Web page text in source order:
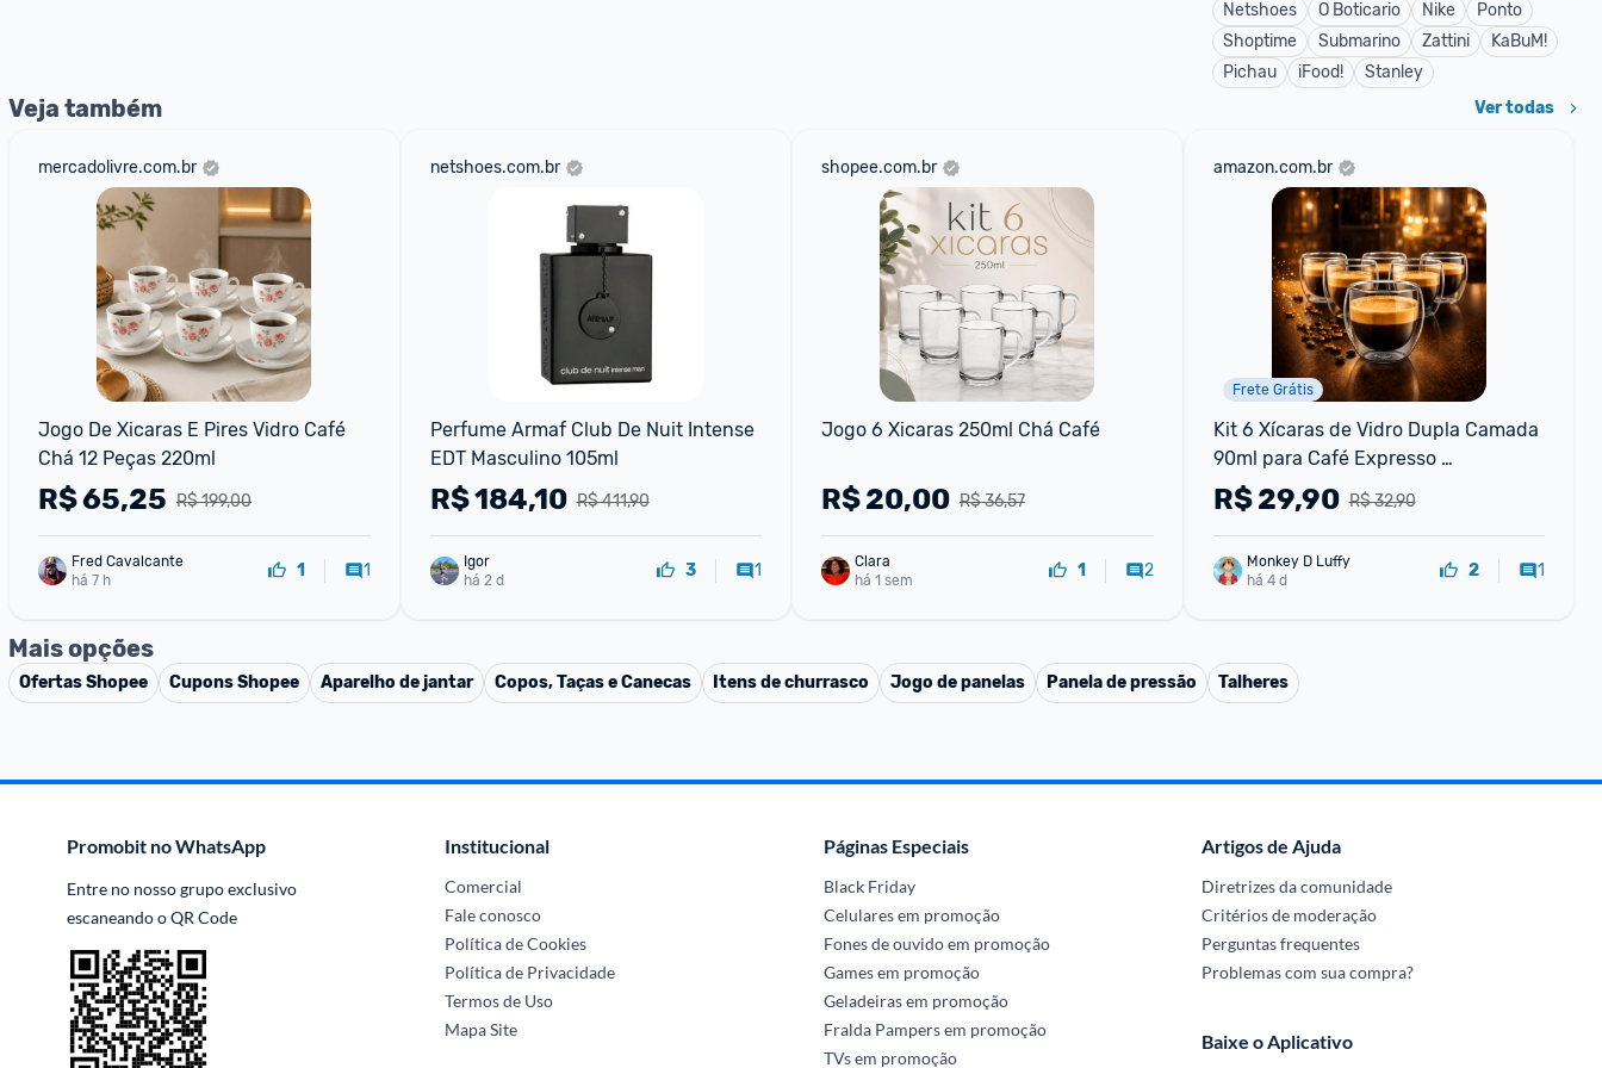
Netshoes
O Boticario Nike
Ponto
Shoptime
Submarino Zattini
KaBuM!
Pichau
iFood! Stanley
Veja também Ver todas
mercadolivre.com.br
Jogo De Xicaras E Pires Vidro Café
Chá 12 Peças 220ml
R$ 199,00
R$65,25
Fred Cavalcante
há 7 h
1 1
netshoes.com.br
Perfume Armaf Club De Nuit Intense
EDT Masculino 105ml
R$ 411,90
R$184,10
Igor
há 2 d
3 1
shopee.com.br
Jogo 6 Xicaras 250ml Chá Café
R$ 36,57
R$20,00
Clara
há 1 sem
1 2
amazon.com.br
Frete Grátis
Kit 6 Xícaras de Vidro Dupla Camada
90ml para Café Expresso
Cappuccino Chá Vidro Borossilicato
Térmico Transparente
R$ 32,90
R$29,90
Monkey D Luffy
há 4 d
2 1
Mais opções
OfertasShopee CuponsShopee Aparelho de jantar Copos, Taças e Canecas Itens de churrasco Jogo de panelas Panela de pressão Talheres
Promobit no WhatsApp
Entre no nosso grupo exclusivo
escaneando o QR Code
Institucional
Comercial
Fale conosco
Política de Cookies
Política de Privacidade
Termos de Uso
Mapa Site
Páginas Especiais
Black Friday
Celulares em promoção
Fones de ouvido em promoção
Games em promoção
Geladeiras em promoção
Fralda Pampers em promoção
TVs em promoção
Artigos de Ajuda
Diretrizes da comunidade
Critérios de moderação
Perguntas frequentes
Problemas com sua compra?
Baixe o Aplicativo